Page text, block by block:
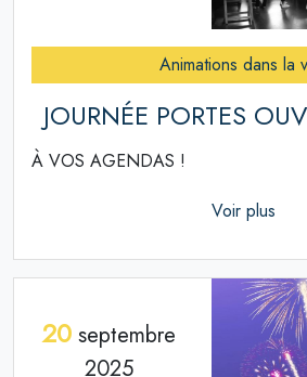
Animations dans la
JOURNÉE PORTES
À VOS AGENDAS !
Voir plus
20 septembre
2025